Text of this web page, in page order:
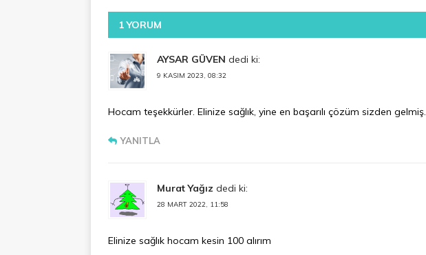
1 YORUM
AYSAR GÜVEN dedi ki:
9 KASIM 2023, 08:32
Hocam teşekkürler. Elinize sağlık, yine en başarılı çözüm sizden gelmiş.
YANITLA
Murat Yağız dedi ki:
28 MART 2022, 11:58
Elinize sağlık hocam kesin 100 alırım